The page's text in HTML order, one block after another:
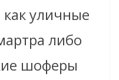
уличные
либо
шоферы